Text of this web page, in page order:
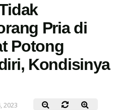
Pria di
Potong
Kondisinya
2023